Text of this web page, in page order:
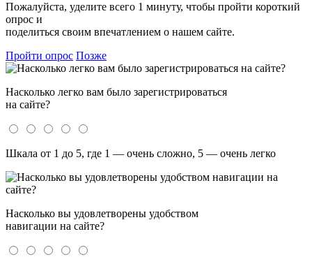
Пожалуйста, уделите всего 1 минуту, чтобы пройти короткий
опрос и
поделиться своим впечатлением о нашем сайте.
Пройти опрос Позже
Насколько легко вам было зарегистрироваться
на сайте?
Шкала от 1 до 5, где 1 — очень сложно, 5 — очень легко
Насколько вы удовлетворены удобством
навигации на сайте?